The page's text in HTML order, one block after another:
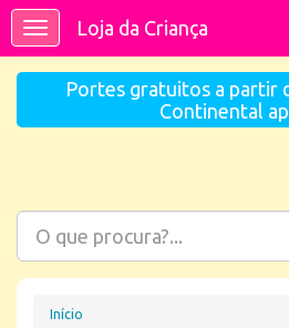
ToggleLoja da Criança
Portes gratuitos a partir
Continental
Início